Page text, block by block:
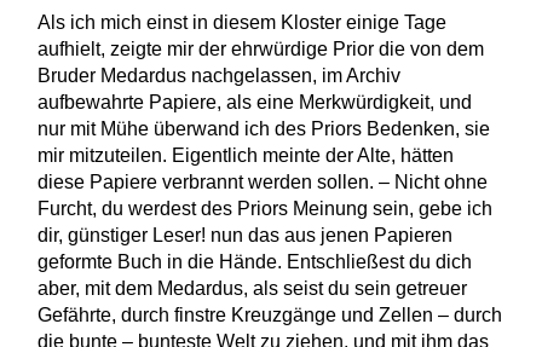
Als ich mich einst in diesem Kloster einige Tage
aufhielt, zeigte mir der ehrwürdige Prior die von dem
Bruder Medardus nachgelassen, im Archiv
aufbewahrte Papiere, als eine Merkwürdigkeit, und
nur mit Mühe überwand ich des Priors Bedenken, sie
mir mitzuteilen. Eigentlich meinte der Alte, hätten
diese Papiere verbrannt werden sollen. – Nicht ohne
Furcht, du werdest des Priors Meinung sein, gebe ich
dir, günstiger Leser! nun das aus jenen Papieren
geformte Buch in die Hände. Entschließest du dich
aber, mit dem Medardus, als seist du sein getreuer
Gefährte, durch finstre Kreuzgänge und Zellen – durch
die bunte – bunteste Welt zu ziehen, und mit ihm das